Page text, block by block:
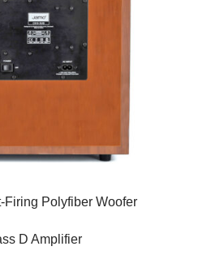
Firing Polyfiber Woofer
D Amplifier